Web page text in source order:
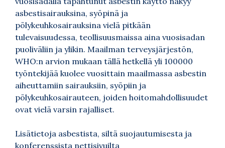
asbestisairauksina, syöpinä ja
pölykeuhkosairauksina vielä pitkään
tulevaisuudessa, teollisuusmaissa aina vuosisadan
puoliväliin ja ylikin. Maailman terveysjärjestön,
WHO:n arvion mukaan tällä hetkellä yli 100000
työntekijää kuolee vuosittain maailmassa asbestin
aiheuttamiin sairauksiin, syöpiin ja
pölykeuhkosairauteen, joiden hoitomahdollisuudet
ovat vielä varsin rajalliset.
Lisätietoja asbestista, siltä suojautumisesta ja
konferenssista nettisivuilta